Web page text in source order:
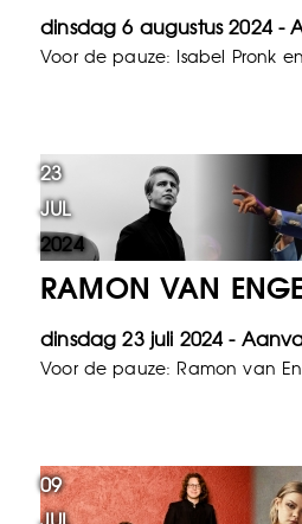
dinsdag 6 augustus 2024
Voor de pauze: Isabel Pronk
23
JUL
2024
RAMON VAN
dinsdag 23 juli 2024
Voor de pauze: Ramon van
09